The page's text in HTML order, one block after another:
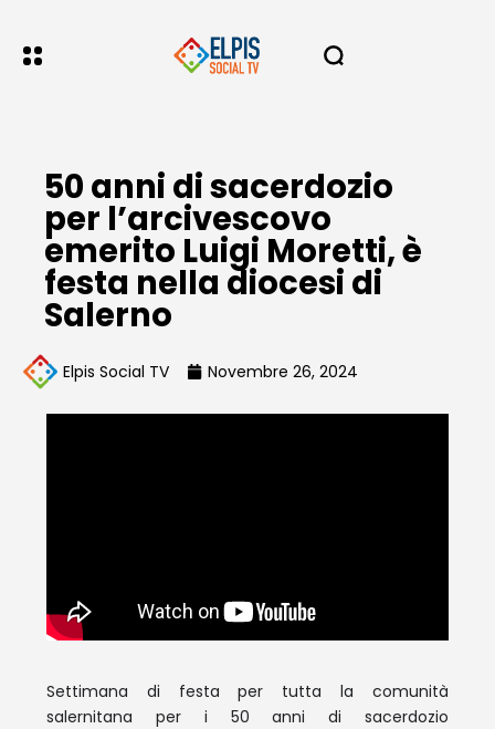
50 anni di sacerdozio
per l’arcivescovo
emerito Luigi Moretti, è
festa nella diocesi di
Salerno
Elpis Social TV Novembre 26, 2024
Settimana di festa per tutta la comunità
salernitana per i 50 anni di sacerdozio